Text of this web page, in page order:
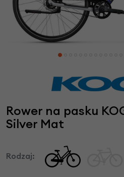
Rower na pasku
Silver Mat
Rodzaj: